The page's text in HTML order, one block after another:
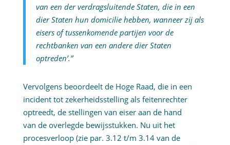
van een der verdragsluitende Staten, die in een
dier Staten hun domicilie hebben, wanneer zij als
eisers of tussenkomende partijen voor de
rechtbanken van een andere dier Staten
optreden’.”
Vervolgens beoordeelt de Hoge Raad, die in een
incident tot zekerheidsstelling als feitenrechter
optreedt, de stellingen van eiser aan de hand
van de overlegde bewijsstukken. Nu uit het
procesverloop (zie par. 3.12 t/m 3.14 van de